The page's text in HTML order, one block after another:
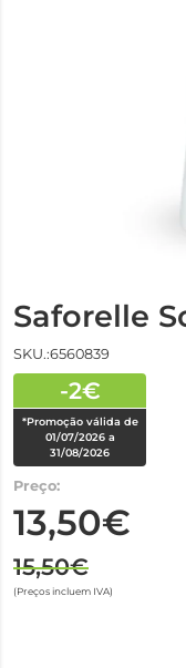
Saforelle
SKU.:6560839
-2€
*Promoção válida de
01/07/2026 a
31/08/2026
Preço:
13,50€
15,50€
(Preços incluem IVA)